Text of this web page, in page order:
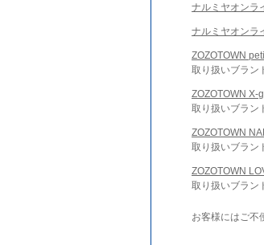
ナルミヤオンラ
ナルミヤオンラ
ZOZOTOWN
取り扱いブラン
ZOZOTOWN X-
取り扱いブラン
ZOZOTOWN
取り扱いブラン
ZOZOTOWN
取り扱いブラン
お客様にはご不